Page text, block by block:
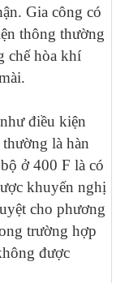
Gia công có
thông thường
chế hòa khí
điều kiện
là hàn
ở 400 F là có
khuyến nghị
cho phương
trường hợp
được